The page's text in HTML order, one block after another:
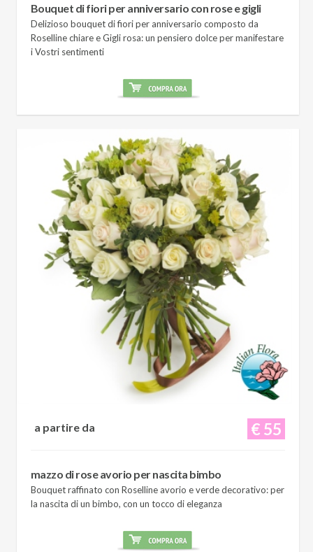
Bouquet di fiori per anniversario con rose e gigli
Delizioso bouquet di fiori per anniversario composto da
Roselline chiare e Gigli rosa: un pensiero dolce per manifestare
i Vostri sentimenti
€ 55
a partire da
mazzo di rose avorio per nascita bimbo
Bouquet raffinato con Roselline avorio e verde decorativo: per
la nascita di un bimbo, con un tocco di eleganza